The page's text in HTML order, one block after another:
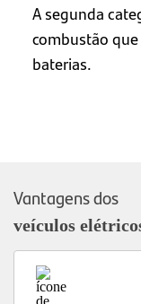
A segunda
combustão
baterias.
Vantagens dos
veículos